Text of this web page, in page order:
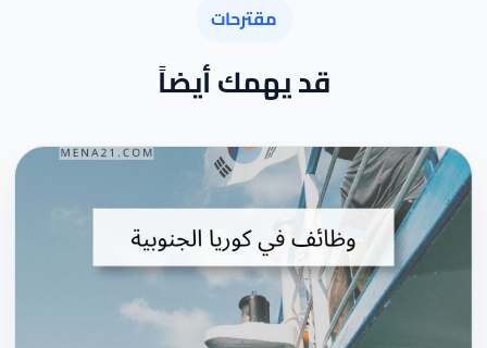
مقترحات
قد يهمك أيضاً